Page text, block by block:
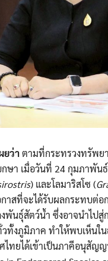
ยว่าตามที่กระทรวงทรัพย
ษา เมื่อวันที่ 24 กุมภาพั
) และโลมาริสโซ (
าสที่จะได้รับผลกระทบต่อ
พันธุ์สัตว์น้ำ ซึ่งอาจนำไ
ทั้งภูมิภาค ทำให้พบเห็น
ไทยได้เข้าเป็นภาคีอนุสั